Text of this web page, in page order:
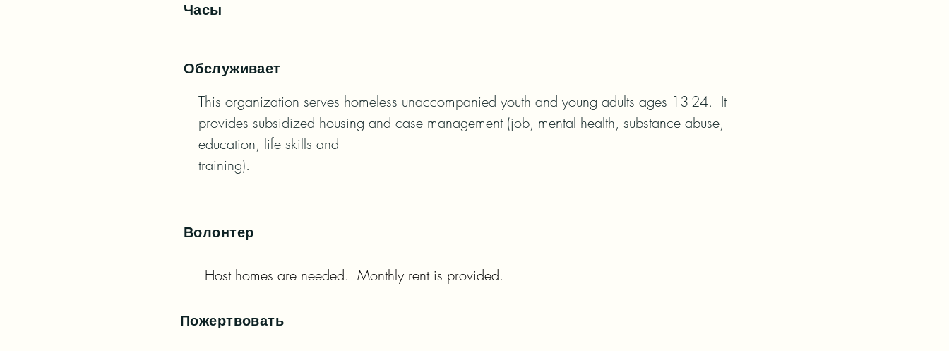
Часы
Обслуживает
This organization serves homeless unaccompanied youth and young adults ages 13-24.  It
provides subsidized housing and case management (job, mental health, substance abuse,
education, life skills and
training).
Волонтер
Host homes are needed.  Monthly rent is provided.
Пожертвовать